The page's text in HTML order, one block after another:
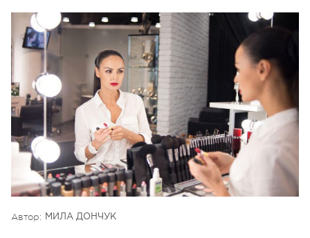
Автор: МИЛА ДОНЧУК